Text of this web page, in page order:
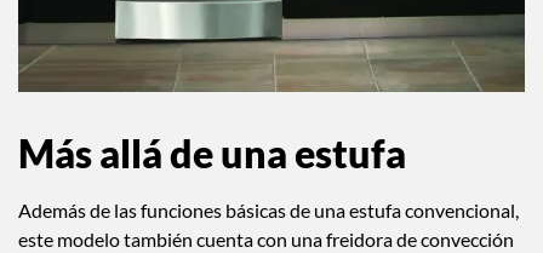
Más allá de una estufa
Además de las funciones básicas de una estufa convencional,